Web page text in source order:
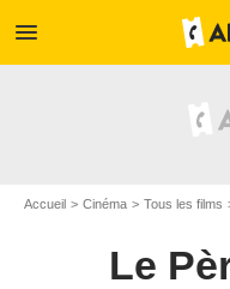
menu
Accueil Cinéma Tous les films
Le